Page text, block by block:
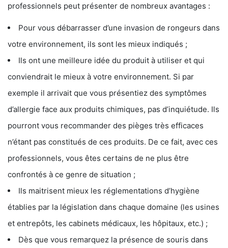
professionnels peut présenter de nombreux avantages :
Pour vous débarrasser d’une invasion de rongeurs dans
votre environnement, ils sont les mieux indiqués ;
Ils ont une meilleure idée du produit à utiliser et qui
conviendrait le mieux à votre environnement. Si par
exemple il arrivait que vous présentiez des symptômes
d’allergie face aux produits chimiques, pas d’inquiétude. Ils
pourront vous recommander des pièges très efficaces
n’étant pas constitués de ces produits. De ce fait, avec ces
professionnels, vous êtes certains de ne plus être
confrontés à ce genre de situation ;
Ils maitrisent mieux les réglementations d’hygiène
établies par la législation dans chaque domaine (les usines
et entrepôts, les cabinets médicaux, les hôpitaux, etc.) ;
Dès que vous remarquez la présence de souris dans